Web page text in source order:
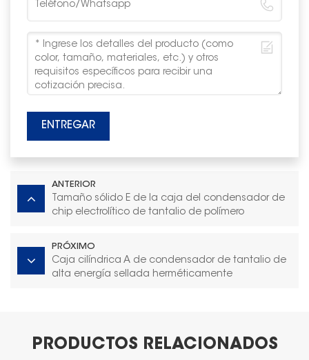
ENTREGAR
ANTERIOR
Tamaño sólido E de la caja del condensador de
chip electrolítico de tantalio de polímero
PRÓXIMO
Caja cilíndrica A de condensador de tantalio de
alta energía sellada herméticamente
PRODUCTOS RELACIONADOS